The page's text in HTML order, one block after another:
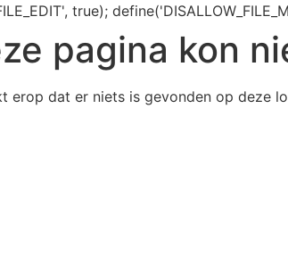
true);
pagina kon
erop dat er niets is gevonden op deze